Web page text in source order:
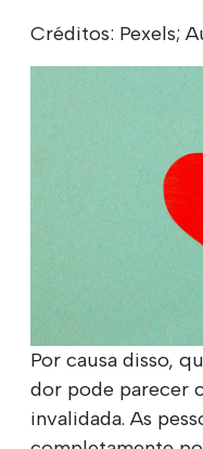
Créditos: Pexels;
Por causa disso,
dor pode parecer
invalidada. As